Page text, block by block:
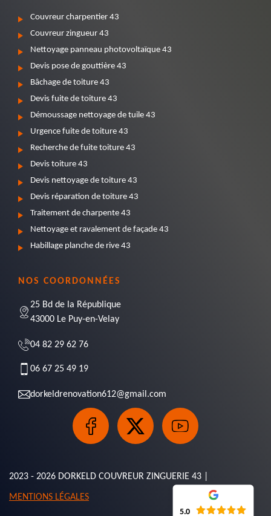
Couvreur charpentier 43
Couvreur zingueur 43
Nettoyage panneau photovoltaïque 43
Devis pose de gouttière 43
Bâchage de toiture 43
Devis fuite de toiture 43
Démoussage nettoyage de tuile 43
Urgence fuite de toiture 43
Recherche de fuite toiture 43
Devis toiture 43
Devis nettoyage de toiture 43
Devis réparation de toiture 43
Traitement de charpente 43
Nettoyage et ravalement de façade 43
Habillage planche de rive 43
NOS COORDONNÉES
25 Bd de la République
43000 Le Puy-en-Velay
04 82 29 62 76
06 67 25 49 19
dorkeldrenovation612@gmail.com
2023 - 2026 DORKELD COUVREUR ZINGUERIE 43 |
MENTIONS LÉGALES
5.0